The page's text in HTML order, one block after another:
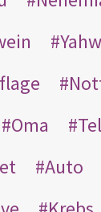
Oma
Auto